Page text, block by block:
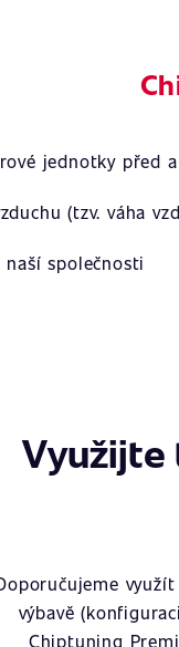
jednotky před
(tzv. váha
společnosti
Využijte
výbavě
Chiptuning